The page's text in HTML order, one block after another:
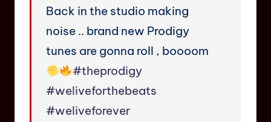
Back in the studio making
noise .. brand new Prodigy
tunes are gonna roll , boooom
#theprodigy
#weliveforthebeats
#weliveforever